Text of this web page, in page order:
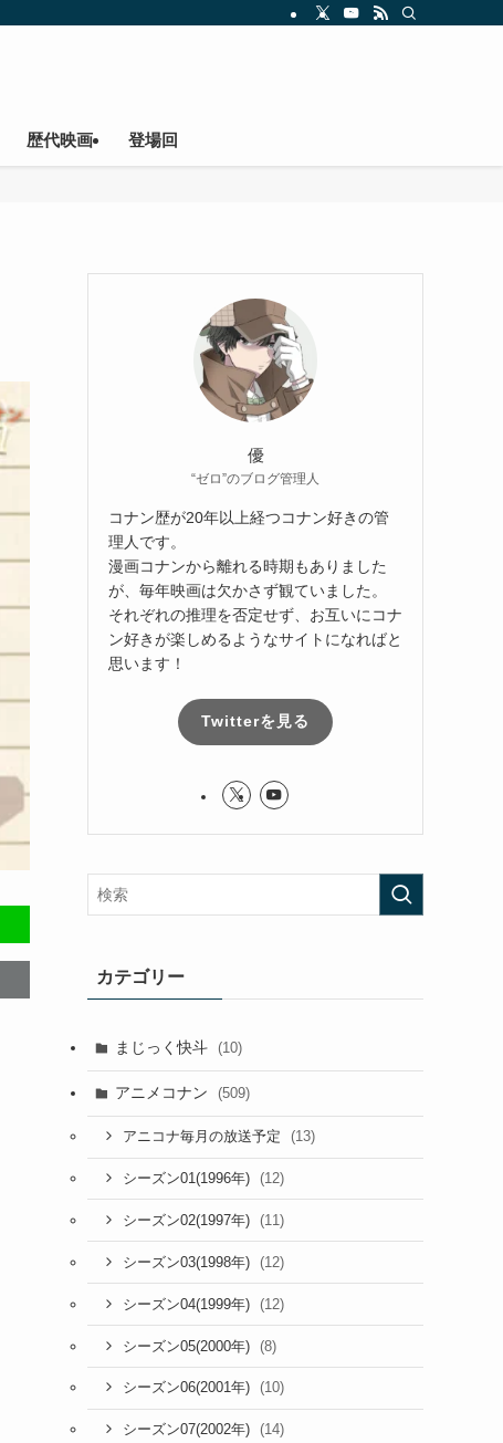
歴代映画 登場回
優
“ゼロ”のブログ管理人
コナン歴が20年以上経つコナン好きの管
理人です。
漫画コナンから離れる時期もありました
が、毎年映画は欠かさず観ていました。
それぞれの推理を否定せず、お互いにコナ
ン好きが楽しめるようなサイトになればと
思います！
Twitterを見る
カテゴリー
まじっく快斗 (10)
アニメコナン (509)
アニコナ毎月の放送予定 (13)
シーズン01(1996年) (12)
シーズン02(1997年) (11)
シーズン03(1998年) (12)
シーズン04(1999年) (12)
シーズン05(2000年) (8)
シーズン06(2001年) (10)
シーズン07(2002年) (14)